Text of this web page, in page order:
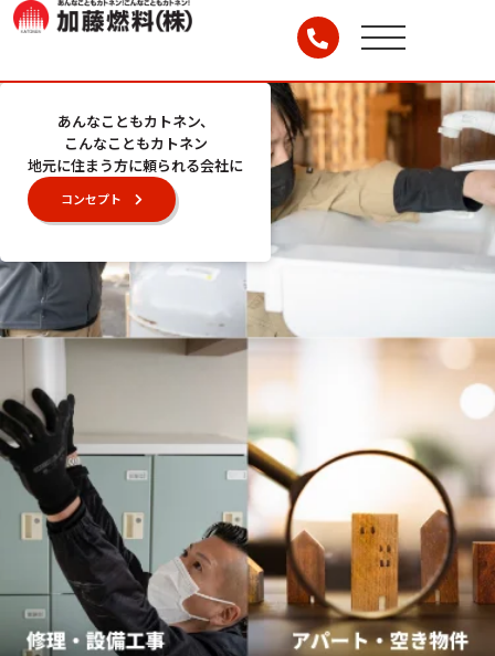
あんなこともカトネン、
こんなこともカトネン
地元に住まう方に頼られる会社に
コンセプト